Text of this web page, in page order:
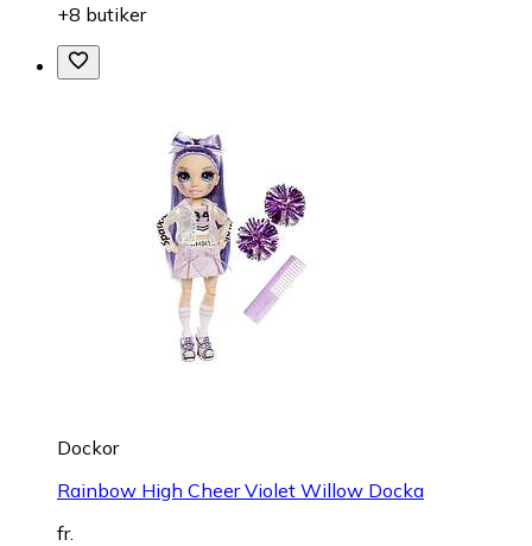
+8 butiker
Dockor
Rainbow High Cheer Violet Willow Docka
fr.